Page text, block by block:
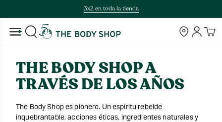
3x2 en toda la tienda
BUSCAR Tiendas
Cuenta
THE BODY SHOP A
TRAVÉS DE LOS AÑOS
The Body Shop es pionero. Un espíritu rebelde
inquebrantable, acciones éticas, ingredientes naturales y